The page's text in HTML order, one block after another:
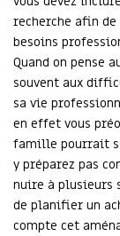
recherche afin
besoins
Quand on pense
souvent aux
sa vie
en effet vous
famille pourrait
y préparez pas
nuire à plusieurs
de planifier un
compte cet